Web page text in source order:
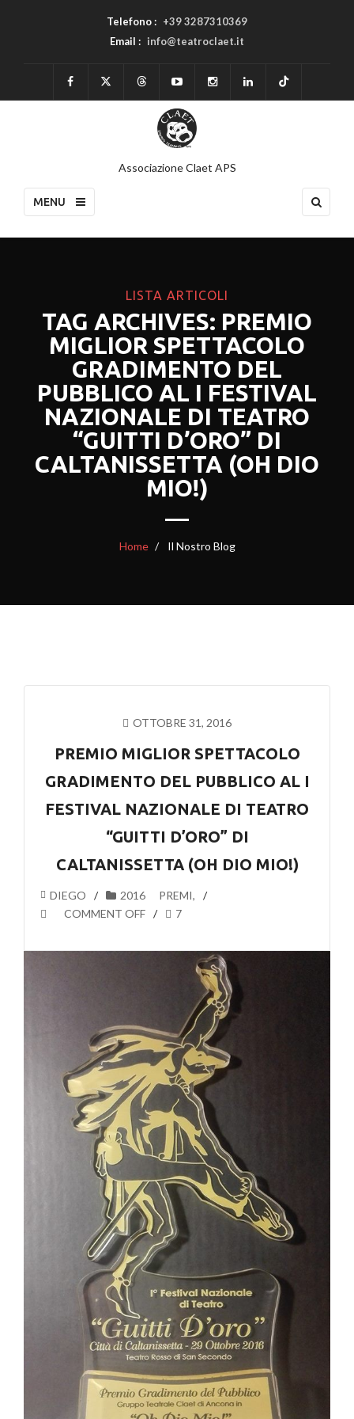
Telefono : +39 3287310369
Email : info@teatroclaet.it
Associazione Claet APS
MENU
LISTA ARTICOLI
TAG ARCHIVES: PREMIO
MIGLIOR SPETTACOLO
GRADIMENTO DEL
PUBBLICO AL I FESTIVAL
NAZIONALE DI TEATRO
“GUITTI D’ORO” DI
CALTANISSETTA (OH DIO
MIO!)
Home Il Nostro Blog
OTTOBRE 31, 2016
PREMIO MIGLIOR SPETTACOLO
GRADIMENTO DEL PUBBLICO AL I
FESTIVAL NAZIONALE DI TEATRO
“GUITTI D’ORO” DI
CALTANISSETTA (OH DIO MIO!)
DIEGO 2016 ,
PREMI
COMMENT OFF
7